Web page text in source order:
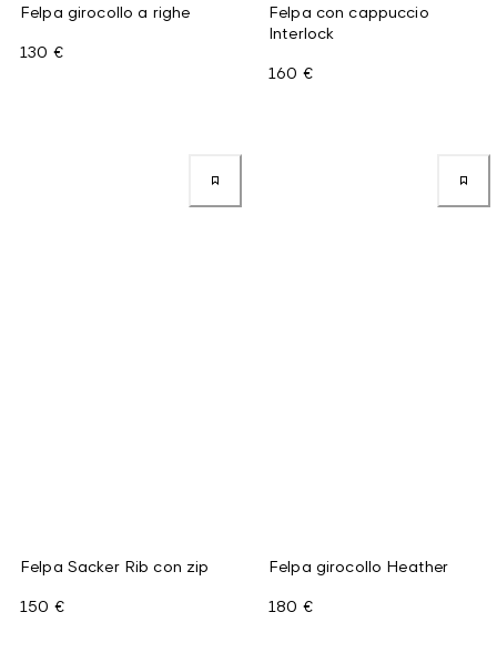
Felpa girocollo a righe
130 €
Felpa con cappuccio
Interlock
160 €
Felpa Sacker Rib con zip
150 €
Felpa girocollo Heather
180 €